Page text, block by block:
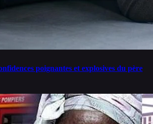
poignantes et explosives du père